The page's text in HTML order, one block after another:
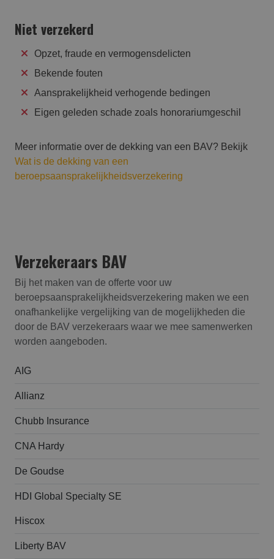
Niet verzekerd
Opzet, fraude en vermogensdelicten
Bekende fouten
Aansprakelijkheid verhogende bedingen
Eigen geleden schade zoals honorariumgeschil
Meer informatie over de dekking van een BAV? Bekijk
Wat is de dekking van een
beroepsaansprakelijkheidsverzekering
Verzekeraars BAV
Bij het maken van de offerte voor uw
beroepsaansprakelijk­heids­verzekering maken we een
onafhankelijke vergelijking van de mogelijkheden die
door de BAV verzekeraars waar we mee samenwerken
worden aangeboden.
AIG
Allianz
Chubb Insurance
CNA Hardy
De Goudse
HDI Global Specialty SE
Hiscox
Liberty BAV